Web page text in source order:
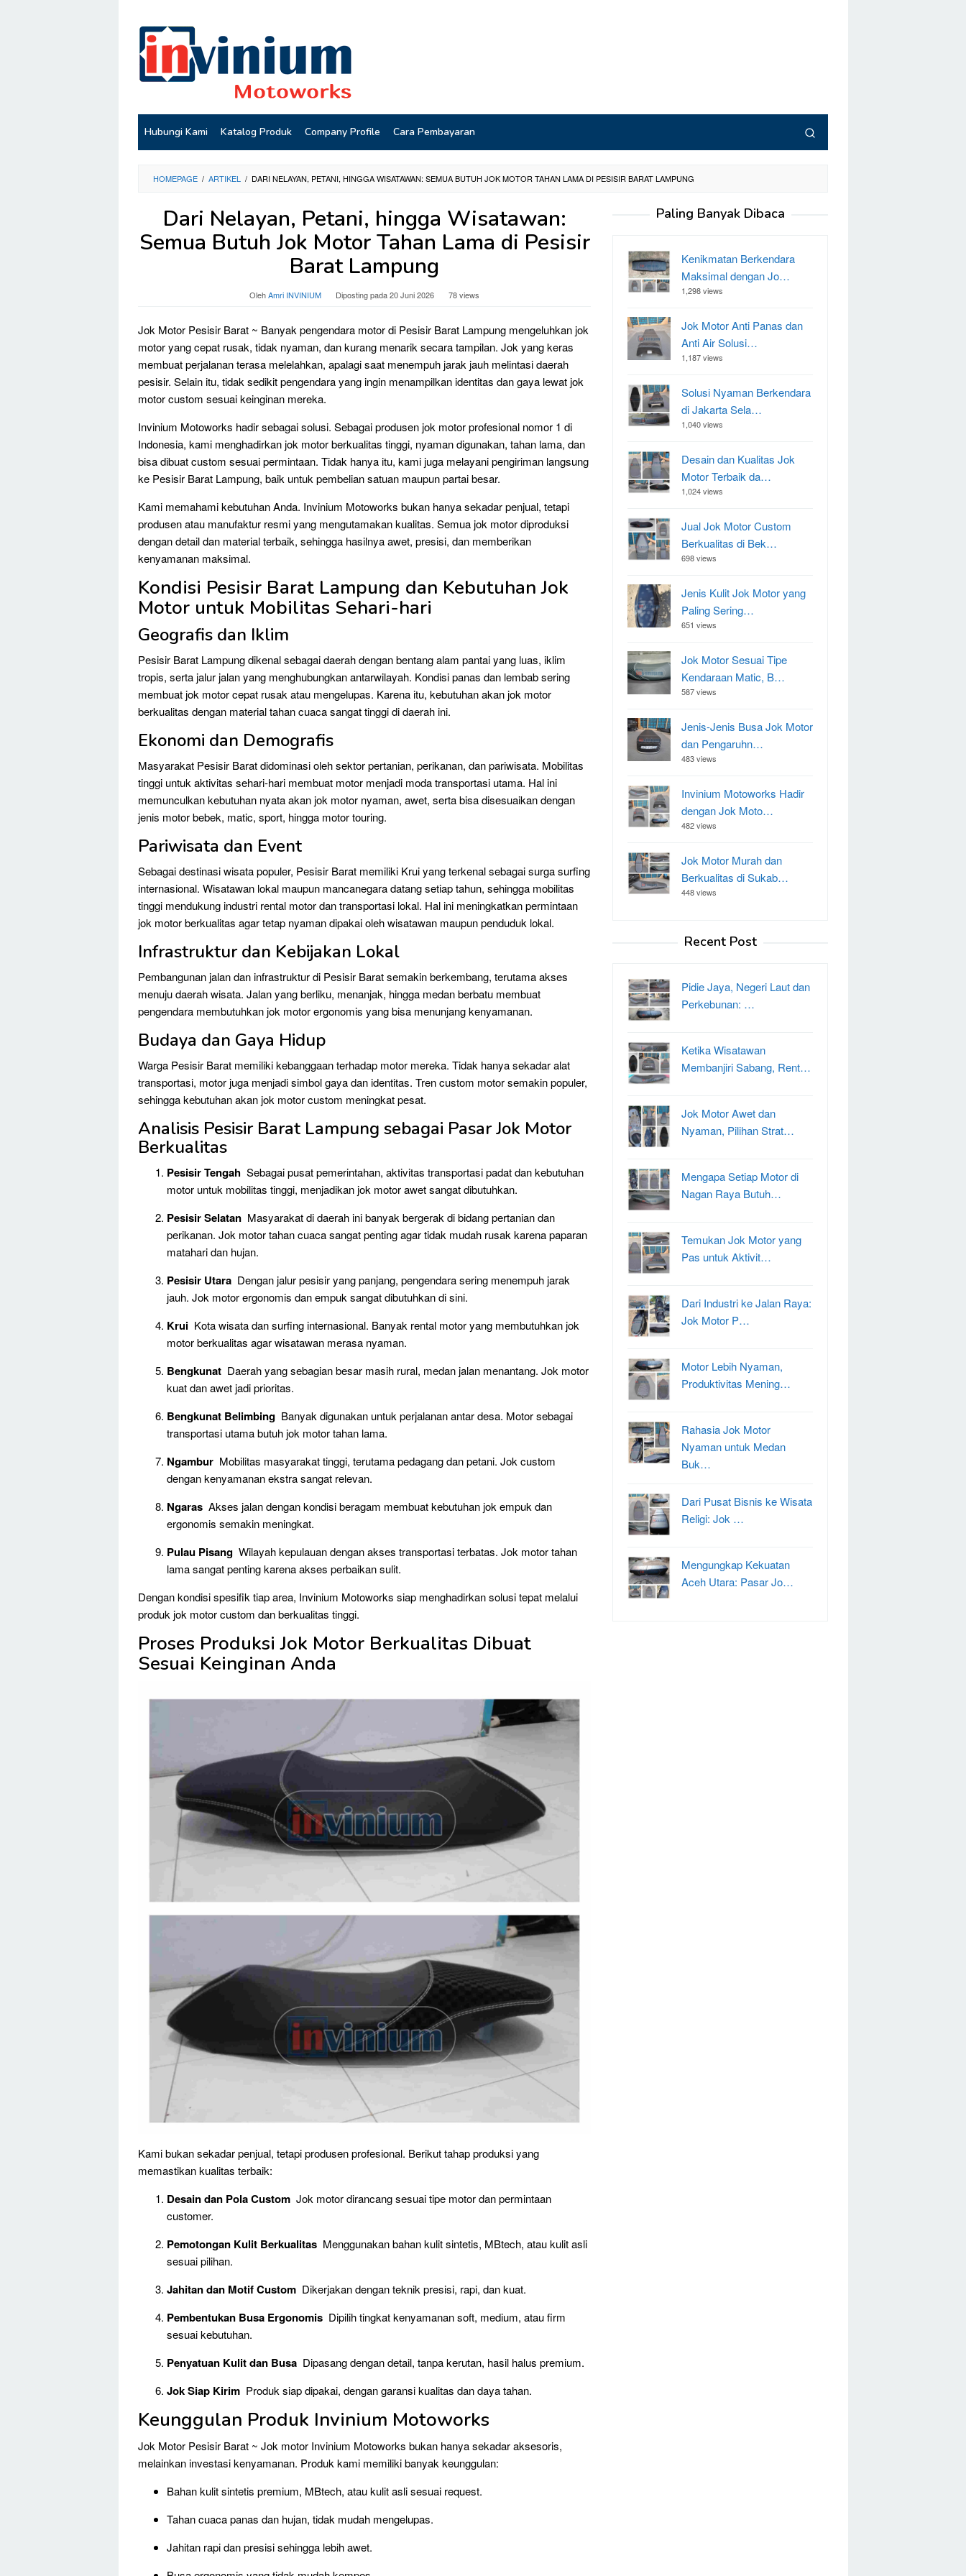
konten
Hubungi Kami Katalog Produk Company Profile Cara Pembayaran
HOMEPAGE / ARTIKEL / DARI NELAYAN, PETANI, HINGGA WISATAWAN: SEMUA BUTUH JOK MOTOR TAHAN LAMA DI PESISIR BARAT LAMPUNG
Dari Nelayan, Petani, hingga Wisatawan:
Semua Butuh Jok Motor Tahan Lama di Pesisir
Barat Lampung
OlehAmri INVINIUM Diposting pada20 Juni 2026 78 views
Jok Motor Pesisir Barat ~ Banyak pengendara motor di Pesisir Barat Lampung mengeluhkan jok
motor yang cepat rusak, tidak nyaman, dan kurang menarik secara tampilan. Jok yang keras
membuat perjalanan terasa melelahkan, apalagi saat menempuh jarak jauh melintasi daerah
pesisir. Selain itu, tidak sedikit pengendara yang ingin menampilkan identitas dan gaya lewat jok
motor custom sesuai keinginan mereka.
Invinium Motoworks hadir sebagai solusi. Sebagai produsen jok motor profesional nomor 1 di
Indonesia, kami menghadirkan jok motor berkualitas tinggi, nyaman digunakan, tahan lama, dan
bisa dibuat custom sesuai permintaan. Tidak hanya itu, kami juga melayani pengiriman langsung
ke Pesisir Barat Lampung, baik untuk pembelian satuan maupun partai besar.
Kami memahami kebutuhan Anda. Invinium Motoworks bukan hanya sekadar penjual, tetapi
produsen atau manufaktur resmi yang mengutamakan kualitas. Semua jok motor diproduksi
dengan detail dan material terbaik, sehingga hasilnya awet, presisi, dan memberikan
kenyamanan maksimal.
Kondisi Pesisir Barat Lampung dan Kebutuhan Jok
Motor untuk Mobilitas Sehari-hari
Geografis dan Iklim
Pesisir Barat Lampung dikenal sebagai daerah dengan bentang alam pantai yang luas, iklim
tropis, serta jalur jalan yang menghubungkan antarwilayah. Kondisi panas dan lembab sering
membuat jok motor cepat rusak atau mengelupas. Karena itu, kebutuhan akan jok motor
berkualitas dengan material tahan cuaca sangat tinggi di daerah ini.
Ekonomi dan Demografis
Masyarakat Pesisir Barat didominasi oleh sektor pertanian, perikanan, dan pariwisata. Mobilitas
tinggi untuk aktivitas sehari-hari membuat motor menjadi moda transportasi utama. Hal ini
memunculkan kebutuhan nyata akan jok motor nyaman, awet, serta bisa disesuaikan dengan
jenis motor bebek, matic, sport, hingga motor touring.
Pariwisata dan Event
Sebagai destinasi wisata populer, Pesisir Barat memiliki Krui yang terkenal sebagai surga surfing
internasional. Wisatawan lokal maupun mancanegara datang setiap tahun, sehingga mobilitas
tinggi mendukung industri rental motor dan transportasi lokal. Hal ini meningkatkan permintaan
jok motor berkualitas agar tetap nyaman dipakai oleh wisatawan maupun penduduk lokal.
Infrastruktur dan Kebijakan Lokal
Pembangunan jalan dan infrastruktur di Pesisir Barat semakin berkembang, terutama akses
menuju daerah wisata. Jalan yang berliku, menanjak, hingga medan berbatu membuat
pengendara membutuhkan jok motor ergonomis yang bisa menunjang kenyamanan.
Budaya dan Gaya Hidup
Warga Pesisir Barat memiliki kebanggaan terhadap motor mereka. Tidak hanya sekadar alat
transportasi, motor juga menjadi simbol gaya dan identitas. Tren custom motor semakin populer,
sehingga kebutuhan akan jok motor custom meningkat pesat.
Analisis Pesisir Barat Lampung sebagai Pasar Jok Motor
Berkualitas
Pesisir Tengah Sebagai pusat pemerintahan, aktivitas transportasi padat dan kebutuhan
motor untuk mobilitas tinggi, menjadikan jok motor awet sangat dibutuhkan.
Pesisir Selatan Masyarakat di daerah ini banyak bergerak di bidang pertanian dan
perikanan. Jok motor tahan cuaca sangat penting agar tidak mudah rusak karena paparan
matahari dan hujan.
Pesisir Utara Dengan jalur pesisir yang panjang, pengendara sering menempuh jarak
jauh. Jok motor ergonomis dan empuk sangat dibutuhkan di sini.
Krui Kota wisata dan surfing internasional. Banyak rental motor yang membutuhkan jok
motor berkualitas agar wisatawan merasa nyaman.
Bengkunat Daerah yang sebagian besar masih rural, medan jalan menantang. Jok motor
kuat dan awet jadi prioritas.
Bengkunat Belimbing Banyak digunakan untuk perjalanan antar desa. Motor sebagai
transportasi utama butuh jok motor tahan lama.
Ngambur Mobilitas masyarakat tinggi, terutama pedagang dan petani. Jok custom
dengan kenyamanan ekstra sangat relevan.
Ngaras Akses jalan dengan kondisi beragam membuat kebutuhan jok empuk dan
ergonomis semakin meningkat.
Pulau Pisang Wilayah kepulauan dengan akses transportasi terbatas. Jok motor tahan
lama sangat penting karena akses perbaikan sulit.
Dengan kondisi spesifik tiap area, Invinium Motoworks siap menghadirkan solusi tepat melalui
produk jok motor custom dan berkualitas tinggi.
Proses Produksi Jok Motor Berkualitas Dibuat
Sesuai Keinginan Anda
Kami bukan sekadar penjual, tetapi produsen profesional. Berikut tahap produksi yang
memastikan kualitas terbaik:
Desain dan Pola Custom Jok motor dirancang sesuai tipe motor dan permintaan
customer.
Pemotongan Kulit Berkualitas Menggunakan bahan kulit sintetis, MBtech, atau kulit asli
sesuai pilihan.
Jahitan dan Motif Custom Dikerjakan dengan teknik presisi, rapi, dan kuat.
Pembentukan Busa Ergonomis Dipilih tingkat kenyamanan soft, medium, atau firm
sesuai kebutuhan.
Penyatuan Kulit dan Busa Dipasang dengan detail, tanpa kerutan, hasil halus premium.
Jok Siap Kirim Produk siap dipakai, dengan garansi kualitas dan daya tahan.
Keunggulan Produk Invinium Motoworks
Jok Motor Pesisir Barat ~ Jok motor Invinium Motoworks bukan hanya sekadar aksesoris,
melainkan investasi kenyamanan. Produk kami memiliki banyak keunggulan:
Bahan kulit sintetis premium, MBtech, atau kulit asli sesuai request.
Tahan cuaca panas dan hujan, tidak mudah mengelupas.
Jahitan rapi dan presisi sehingga lebih awet.
Paling Banyak Dibaca
Kenikmatan Berkendara
Maksimal dengan Jo…
1,298 views
Jok Motor Anti Panas dan
Anti Air Solusi…
1,187 views
Solusi Nyaman Berkendara
di Jakarta Sela…
1,040 views
Desain dan Kualitas Jok
Motor Terbaik da…
1,024 views
Jual Jok Motor Custom
Berkualitas di Bek…
698 views
Jenis Kulit Jok Motor yang
Paling Sering…
651 views
Jok Motor Sesuai Tipe
Kendaraan Matic, B…
587 views
Jenis-Jenis Busa Jok Motor
dan Pengaruhn…
483 views
Invinium Motoworks Hadir
dengan Jok Moto…
482 views
Jok Motor Murah dan
Berkualitas di Sukab…
448 views
Recent Post
Pidie Jaya, Negeri Laut dan
Perkebunan: …
Ketika Wisatawan
Membanjiri Sabang, Rent…
Jok Motor Awet dan
Nyaman, Pilihan Strat…
Mengapa Setiap Motor di
Nagan Raya Butuh…
Temukan Jok Motor yang
Pas untuk Aktivit…
Dari Industri ke Jalan Raya:
Jok Motor P…
Motor Lebih Nyaman,
Produktivitas Mening…
Rahasia Jok Motor
Nyaman untuk Medan
Buk…
Dari Pusat Bisnis ke Wisata
Religi: Jok …
Mengungkap Kekuatan
Aceh Utara: Pasar Jo…